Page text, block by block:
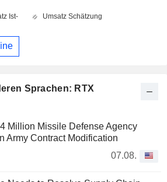
Sprachen: RTX
Million Missile Defense Agency
Army Contract Modification
07.08.